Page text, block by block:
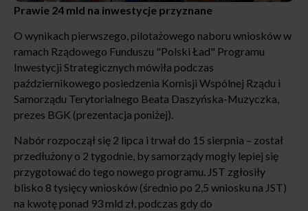
Prawie 24 mld na inwestycje przyznane
O wynikach pierwszego, pilotażowego naboru wniosków w
ramach Rządowego Funduszu "Polski Ład" Programu
Inwestycji Strategicznych mówiła podczas
październikowego posiedzenia Komisji Wspólnej Rządu i
Samorządu Terytorialnego Beata Daszyńska-Muzyczka,
prezes BGK (prezentacja poniżej).
Nabór rozpoczął się 2 lipca i trwał do 15 sierpnia – został
przedłużony o 2 tygodnie, by samorządy mogły lepiej się
przygotować do tego nowego programu. JST zgłosiły
blisko 8 tysięcy wniosków (średnio po 2,5 wniosku na JST)
na kwotę ponad 93 mld zł, podczas gdy do